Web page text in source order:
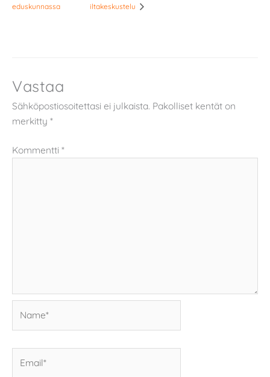
eduskunnassa iltakeskustelu
Vastaa
Sähköpostiosoitettasi ei julkaista. Pakolliset kentät on
merkitty *
Kommentti *